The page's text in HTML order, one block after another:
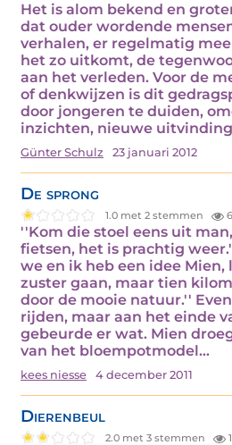
Het is alom bekend en
dat ouder wordende
verhalen, er regelmatig
het zo uitkomt, de
aan het verleden. Voor de
of denkwijzen is dit
door jongeren te duiden,
inzichten, nieuwe
Günter Schulz 23 januari 2012
De sprong
1.0 met 2 stemmen
''Kom die stoel eens uit
fietsen, het is prachtig
we en ik heb een idee Mien,
zuster gaan, maar tien
door de mooie natuur.''
rijden, maar aan het einde
gebeurde er wat. Mien
van het bloempotmodel…
kees niesse 4 december 2011
Dierenbeul
2.0 met 3 stemmen